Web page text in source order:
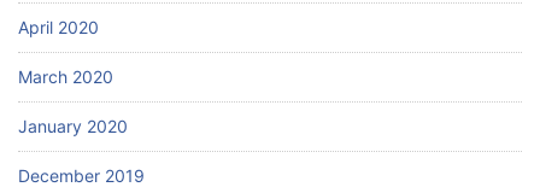
April 2020
March 2020
January 2020
December 2019